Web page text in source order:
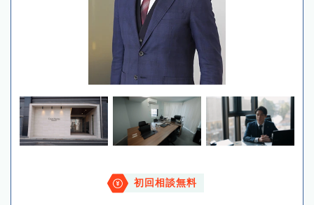
初回相談無料